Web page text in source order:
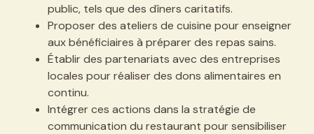
public, tels que des dîners caritatifs.
Proposer des ateliers de cuisine pour enseigner
aux bénéficiaires à préparer des repas sains.
Établir des partenariats avec des entreprises
locales pour réaliser des dons alimentaires en
continu.
Intégrer ces actions dans la stratégie de
communication du restaurant pour sensibiliser